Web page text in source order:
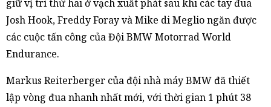
giữ vị trí thứ hai ở vạch xuất phát sau khi các tay đua
Josh Hook, Freddy Foray và Mike di Meglio ngăn được
các cuộc tấn công của Đội BMW Motorrad World
Endurance.
Markus Reiterberger của đội nhà máy BMW đã thiết
lập vòng đua nhanh nhất mới, với thời gian 1 phút 38